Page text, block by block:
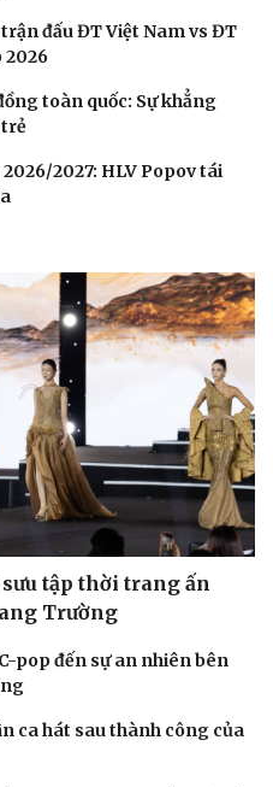
Đời sống
đấu ĐT Việt Nam vs ĐT
2026
toàn quốc: Sự khẳng
trẻ
2027: HLV Popov tái
tập thời trang ấn
Trường
pop đến sự an nhiên bên
ca hát sau thành công của